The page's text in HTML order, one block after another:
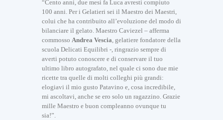
“Cento anni, due mesi fa Luca avresti compiuto
100 anni. Per i Gelatieri sei il Maestro dei Maestri,
colui che ha contribuito all’evoluzione del modo di
bilanciare il gelato. Maestro Caviezel – afferma
commosso Andrea Vescia, gelatiere fondatore della
scuola Delicati Equilibri -, ringrazio sempre di
averti potuto conoscere e di conservare il tuo
ultimo libro autografato, nel quale ci sono due mie
ricette tra quelle di molti colleghi più grandi:
elogiavi il mio gusto Patavino e, cosa incredibile,
mi ascoltavi, anche se ero solo un ragazzino. Grazie
mille Maestro e buon compleanno ovunque tu
sia!”.
t